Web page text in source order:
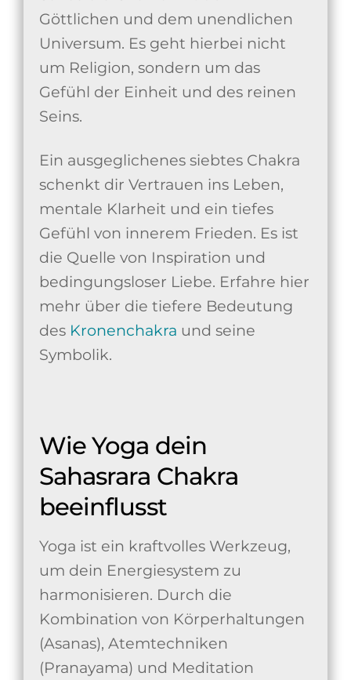
Göttlichen und dem unendlichen
Universum. Es geht hierbei nicht
um Religion, sondern um das
Gefühl der Einheit und des reinen
Seins.
Ein ausgeglichenes siebtes Chakra
schenkt dir Vertrauen ins Leben,
mentale Klarheit und ein tiefes
Gefühl von innerem Frieden. Es ist
die Quelle von Inspiration und
bedingungsloser Liebe. Erfahre hier
mehr über die tiefere Bedeutung
des Kronenchakra und seine
Symbolik.
Wie Yoga dein
Sahasrara Chakra
beeinflusst
Yoga ist ein kraftvolles Werkzeug,
um dein Energiesystem zu
harmonisieren. Durch die
Kombination von Körperhaltungen
(Asanas), Atemtechniken
(Pranayama) und Meditation